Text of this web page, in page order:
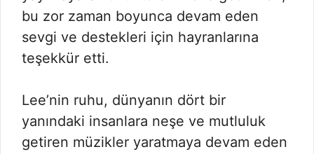
bu zor zaman boyunca devam eden
sevgi ve destekleri için hayranlarına
teşekkür etti.
Lee’nin ruhu, dünyanın dört bir
yanındaki insanlara neşe ve mutluluk
getiren müzikler yaratmaya devam eden